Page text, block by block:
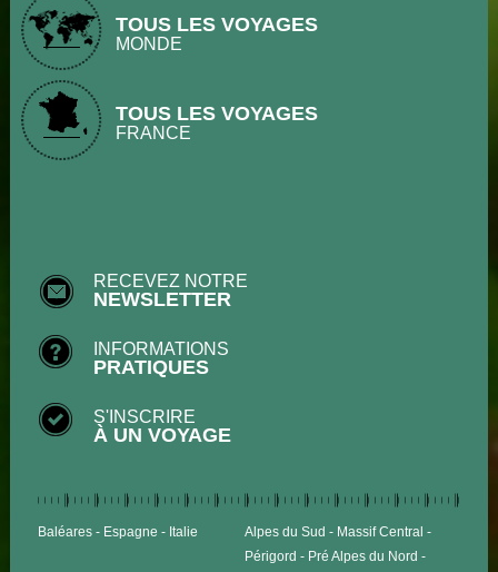
TOUS LES VOYAGES
MONDE
TOUS LES VOYAGES
FRANCE
RECEVEZ NOTRE
NEWSLETTER
INFORMATIONS
PRATIQUES
S'INSCRIRE
À UN VOYAGE
Baléares Espagne Italie Alpes du Sud
Massif Central
Périgord
Pré Alpes du Nord